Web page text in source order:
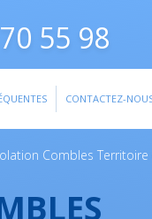
55 98
CONTACTEZ-
Combles